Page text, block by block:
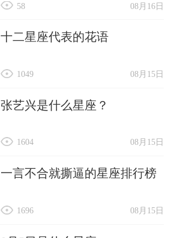
08月16日
58
十二星座代表的花语
08月15日
1049
张艺兴是什么星座？
08月15日
1604
一言不合就撕逼的星座排行榜
08月15日
1696